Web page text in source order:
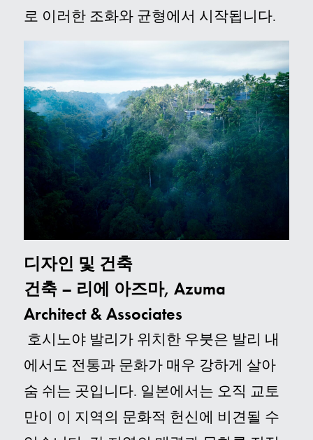
로 이러한 조화와 균형에서 시작됩니다.
디자인 및 건축
건축 – 리에 아즈마, Azuma
Architect & Associates
호시노야 발리가 위치한 우붓은 발리 내
에서도 전통과 문화가 매우 강하게 살아
숨 쉬는 곳입니다. 일본에서는 오직 교토
만이 이 지역의 문화적 헌신에 비견될 수